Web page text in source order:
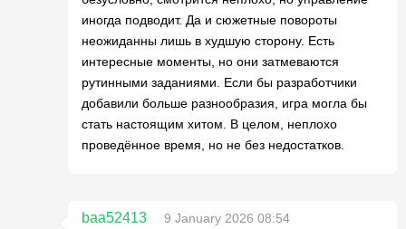
иногда подводит. Да и сюжетные повороты
неожиданны лишь в худшую сторону. Есть
интересные моменты, но они затмеваются
рутинными заданиями. Если бы разработчики
добавили больше разнообразия, игра могла бы
стать настоящим хитом. В целом, неплохо
проведённое время, но не без недостатков.
baa52413
9 January 2026 08:54